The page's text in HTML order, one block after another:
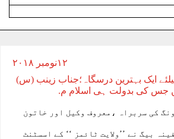
۱۲نومبر ۲۰۱۸
ایک بہترین درسگاہ؛جناب زینب (س)
جس کی بدولت ہی اسلام م.
کی سربراہ ،معروف وکیل اور خاتون
بیگ نے ’’ولایت ٹائمز ‘‘ کے اسسٹنٹ